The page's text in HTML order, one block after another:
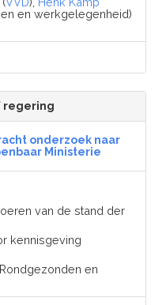
en werkgelegenheid)
regering
onderzoek naar
Ministerie
van de stand der
kennisgeving
en